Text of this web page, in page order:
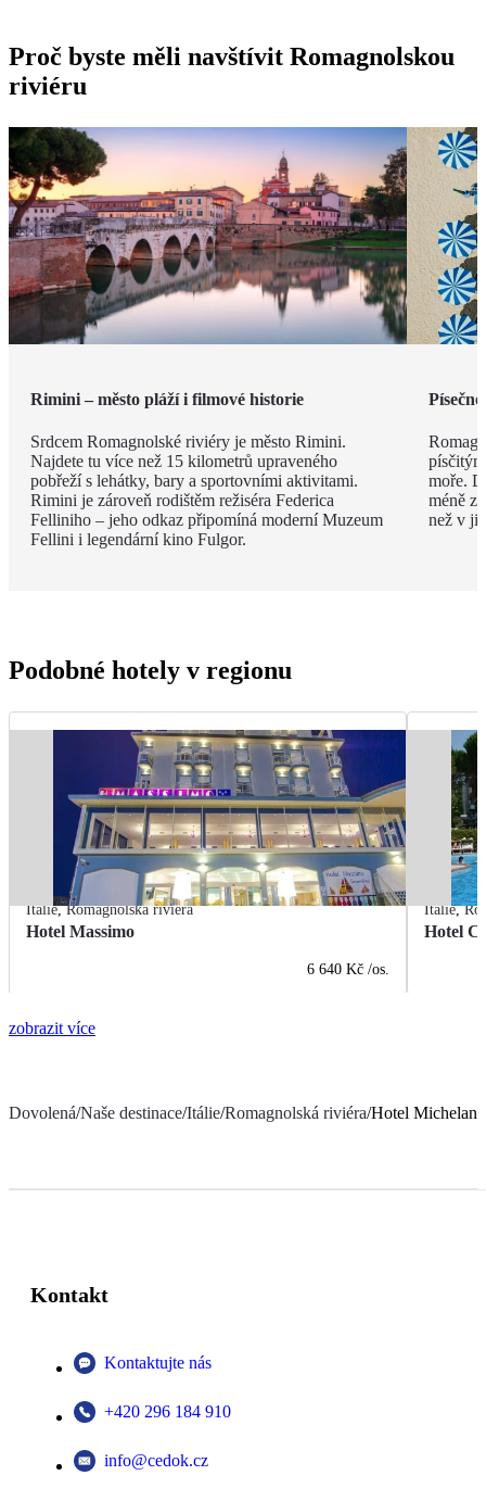
Proč byste měli navštívit Romagnolskou
riviéru
Rimini – město pláží i filmové historie
Srdcem Romagnolské riviéry je město Rimini.
Najdete tu více než 15 kilometrů upraveného
pobřeží s lehátky, bary a sportovními aktivitami.
Rimini je zároveň rodištěm režiséra Federica
Felliniho – jeho odkaz připomíná moderní Muzeum
Fellini i legendární kino Fulgor.
moře.
méně
než v
Podobné hotely v regionu
Itálie,Romagnolská riviéra
Hotel Massimo
6 640 Kč /os.
Itálie,
Hotel
zobrazit více
Dovolená/Naše destinace/Itálie/Romagnolská riviéra/Hotel
Kontakt
Kontaktujte nás
+420 296 184 910
info@cedok.cz